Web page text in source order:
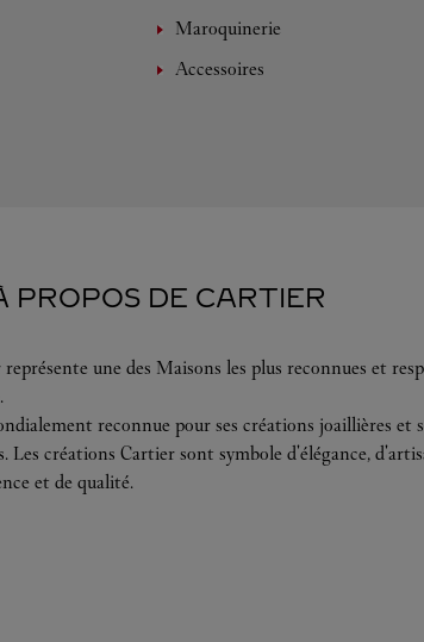
Maroquinerie
Accessoires
PROPOS DE CARTIER
une des Maisons les plus reconnues et
reconnue pour ses créations joaillières et
Les créations Cartier sont symbole d'élégance,
et de qualité.